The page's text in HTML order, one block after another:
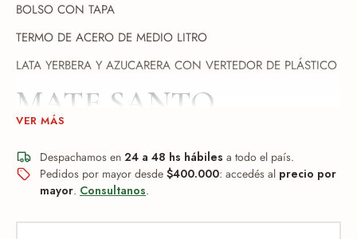
BOLSO CON TAPA
TERMO DE ACERO DE MEDIO LITRO
LATA YERBERA Y AZUCARERA CON VERTEDOR DE PLÁSTICO
MATE SANTO,
INCLUYE BOMBILLA
DE ACERO
INOXIDABLE CON
VER MÁS
Despachamos en 24 a 48 hs hábiles a todo el país.
Pedidos por mayor desde $400.000: accedés al precio por
mayor. Consultanos.